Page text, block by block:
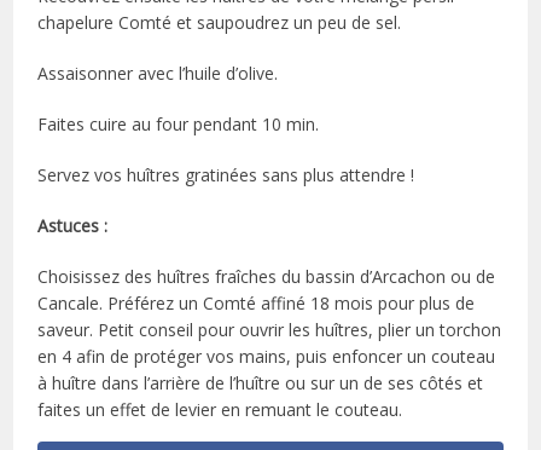
chapelure Comté et saupoudrez un peu de sel.
Assaisonner avec l’huile d’olive.
Faites cuire au four pendant 10 min.
Servez vos huîtres gratinées sans plus attendre !
Astuces :
Choisissez des huîtres fraîches du bassin d’Arcachon ou de
Cancale. Préférez un Comté affiné 18 mois pour plus de
saveur. Petit conseil pour ouvrir les huîtres, plier un torchon
en 4 afin de protéger vos mains, puis enfoncer un couteau
à huître dans l’arrière de l’huître ou sur un de ses côtés et
faites un effet de levier en remuant le couteau.